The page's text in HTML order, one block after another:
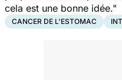
cela est une bonne idée."
CANCER DE L'ESTOMAC